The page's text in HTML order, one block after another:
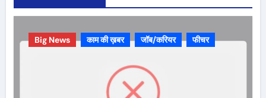
Big News काम की ख़बर जॉब/करियर फीचर